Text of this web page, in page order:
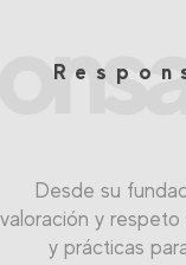
Desde su
valoración y respeto
y prácticas